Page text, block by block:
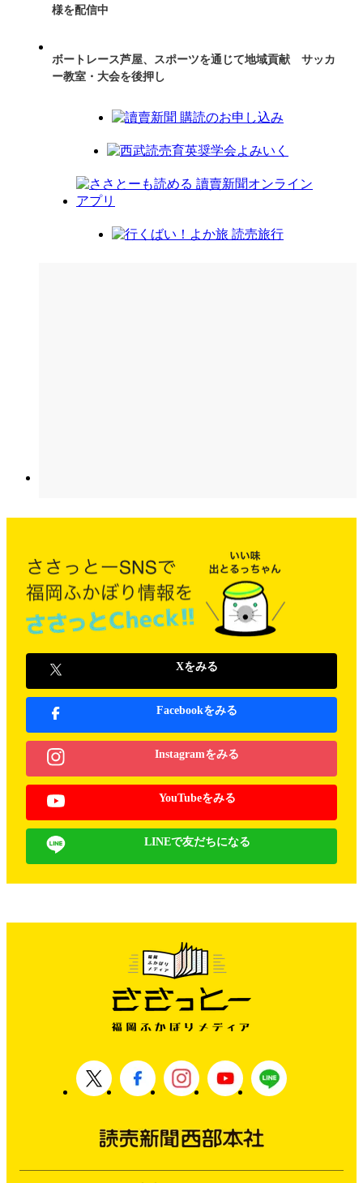
様を配信中
ボートレース芦屋、スポーツを通じて地域貢献 サッカ
ー教室・大会を後押し
Xをみる
Facebookをみる
Instagramをみる
YouTubeをみる
LINEで友だちになる